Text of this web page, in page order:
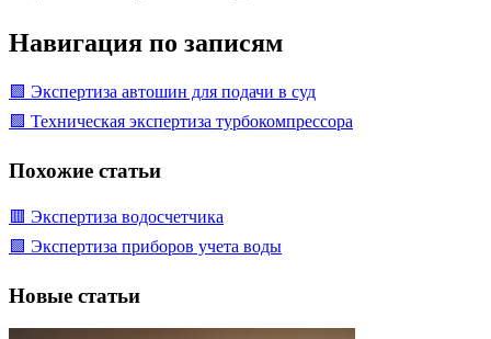
Навигация по записям
🟩 Экспертиза автошин для подачи в суд
🟩 Техническая экспертиза турбокомпрессора
Похожие статьи
🟥 Экспертиза водосчетчика
🟩 Экспертиза приборов учета воды
Новые статьи